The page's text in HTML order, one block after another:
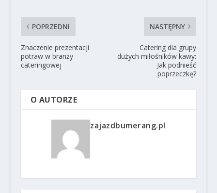
POPRZEDNI
Znaczenie prezentacji
potraw w branży
cateringowej
NASTĘPNY
Catering dla grupy
dużych miłośników kawy:
Jak podnieść
poprzeczkę?
O AUTORZE
zajazdbumerang.pl